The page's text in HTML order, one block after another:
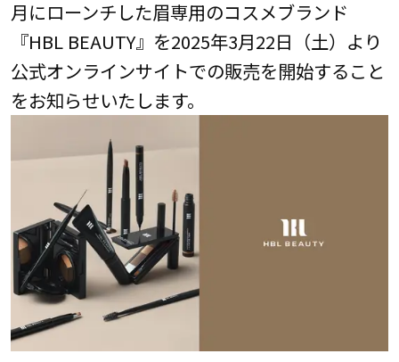
月にローンチした眉専用のコスメブランド
『HBL BEAUTY』を2025年3月22日（土）より
公式オンラインサイトでの販売を開始すること
をお知らせいたします。